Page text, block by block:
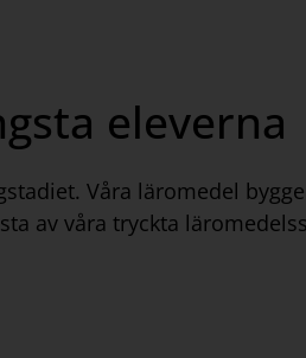
eleverna
Våra läromedel
av våra tryckta